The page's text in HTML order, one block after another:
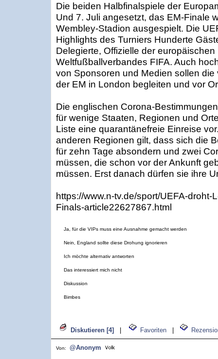
Die beiden Halbfinalspiele der
Und 7. Juli angesetzt, das EM-Finale
Wembley-Stadion ausgespielt. Die
Highlights des Turniers Hunderte
Delegierte, Offizielle der
Weltfußballverbandes FIFA. Auch
von Sponsoren und Medien sollen
der EM in London begleiten und vor
Die englischen Corona-
für wenige Staaten, Regionen und
Liste eine quarantänefreie Einreise
anderen Regionen gilt, dass sich die
für zehn Tage absondern und zwei
müssen, die schon vor der Ankunft
müssen. Erst danach dürfen sie ihre
https://www.n-tv.de/sport/UEFA-
Finals-article22627867.html
Ja, für die VIPs muss eine Ausnahme gemacht werden
Nein, England sollte diese Drohung ignorieren
Ich möchte alternativ antworten
Das interessiert mich nicht
Diskussion
Bimbes
Diskutieren [4] Favoriten
Von: @Anonym